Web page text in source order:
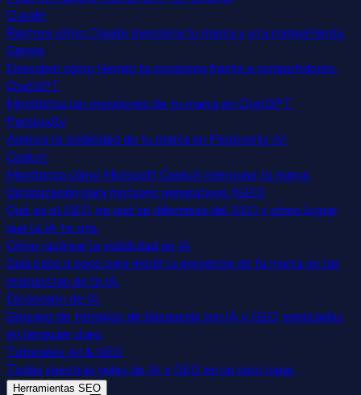
Claude
Rastrea cómo Claude menciona tu marca y a la competencia.
Gemini
Descubre cómo Gemini te posiciona frente a competidores.
ChatGPT
Monitoriza las menciones de tu marca en ChatGPT.
Perplexity
Analiza la visibilidad de tu marca en Perplexity AI.
Copilot
Monitoriza cómo Microsoft Copilot menciona tu marca.
Optimización para motores generativos (GEO)
Qué es el GEO, en qué se diferencia del SEO y cómo lograr
que la IA te cite.
Cómo rastrear la visibilidad en IA
Guía paso a paso para medir la presencia de tu marca en las
respuestas de la IA.
Diccionario de IA
Glosario de términos de búsqueda con IA y GEO, explicados
en lenguaje claro.
Tutoriales AI & GEO
Todas nuestras guías de IA y GEO en un solo lugar.
Herramientas SEO